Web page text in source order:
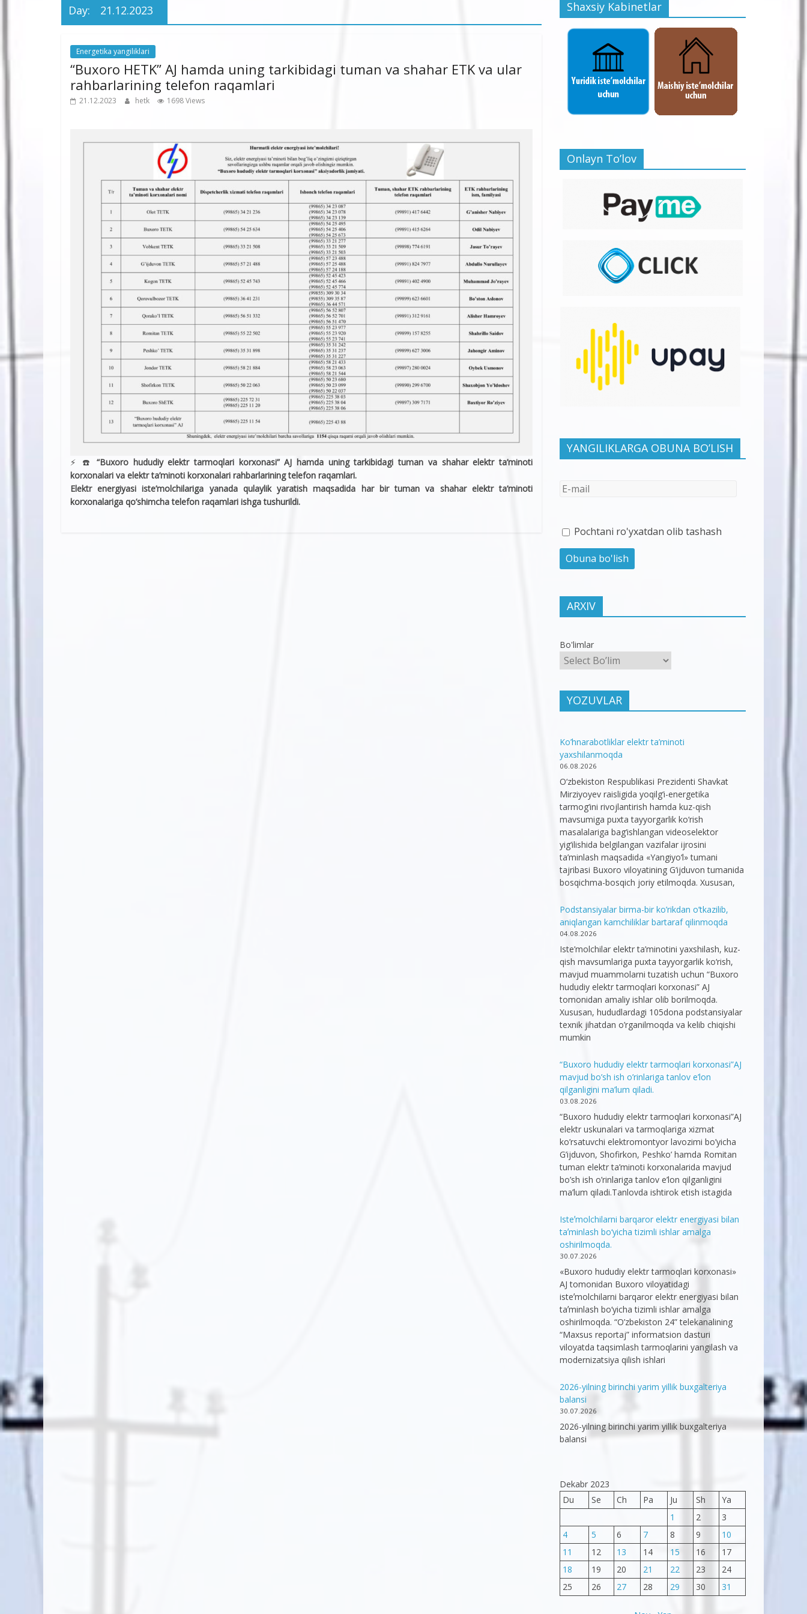
Day: 21.12.2023
Energetika yangiliklari
“Buxoro HETK” AJ hamda uning tarkibidagi tuman va shahar ETK va ular
rahbarlarining telefon raqamlari
21.12.2023 hetk 1698 Views
⚡️ ☎️ “Buxoro hududiy elektr tarmoqlari korxonasi” AJ hamda uning tarkibidagi tuman va shahar elektr ta’minoti
korxonalari va elektr ta’minoti korxonalari rahbarlarining telefon raqamlari.
Elektr energiyasi iste’molchilariga yanada qulaylik yaratish maqsadida har bir tuman va shahar elektr ta’minoti
korxonalariga qo’shimcha telefon raqamlari ishga tushurildi.
Shaxsiy Kabinetlar
Onlayn To’lov
YANGILIKLARGA OBUNA BO’LISH
Pochtani ro'yxatdan olib tashash
ARXIV
Bo'limlar
YOZUVLAR
Ko’hnarabotliklar elektr ta’minoti
yaxshilanmoqda
06.08.2026
O‘zbekiston Respublikasi Prezidenti Shavkat
Mirziyoyev raisligida yoqilg‘i-energetika
tarmog‘ini rivojlantirish hamda kuz-qish
mavsumiga puxta tayyorgarlik ko‘rish
masalalariga bag‘ishlangan videoselektor
yig‘ilishida belgilangan vazifalar ijrosini
ta’minlash maqsadida «Yangiyo‘l» tumani
tajribasi Buxoro viloyatining G‘ijduvon tumanida
bosqichma-bosqich joriy etilmoqda. Xususan,
Podstansiyalar birma-bir ko’rikdan o’tkazilib,
aniqlangan kamchiliklar bartaraf qilinmoqda
04.08.2026
Iste’molchilar elektr ta’minotini yaxshilash, kuz-
qish mavsumlariga puxta tayyorgarlik ko‘rish,
mavjud muammolarni tuzatish uchun “Buxoro
hududiy elektr tarmoqlari korxonasi” AJ
tomonidan amaliy ishlar olib borilmoqda.
Xususan, hududlardagi 105dona podstansiyalar
texnik jihatdan o’rganilmoqda va kelib chiqishi
mumkin
“Buxoro hududiy elektr tarmoqlari korxonasi”AJ
mavjud bo’sh ish o’rinlariga tanlov e’lon
qilganligini ma’lum qiladi.
03.08.2026
“Buxoro hududiy elektr tarmoqlari korxonasi”AJ
elektr uskunalari va tarmoqlariga xizmat
ko’rsatuvchi elektromontyor lavozimi bo’yicha
G’ijduvon, Shofirkon, Peshko’ hamda Romitan
tuman elektr ta’minoti korxonalarida mavjud
bo’sh ish o’rinlariga tanlov e’lon qilganligini
ma’lum qiladi.Tanlovda ishtirok etish istagida
Isteʼmolchilarni barqaror elektr energiyasi bilan
taʼminlash bo‘yicha tizimli ishlar amalga
oshirilmoqda.
30.07.2026
«Buxoro hududiy elektr tarmoqlari korxonasi»
AJ tomonidan Buxoro viloyatidagi
isteʼmolchilarni barqaror elektr energiyasi bilan
taʼminlash bo‘yicha tizimli ishlar amalga
oshirilmoqda. “O’zbekiston 24” telekanalining
“Maxsus reportaj” informatsion dasturi
viloyatda taqsimlash tarmoqlarini yangilash va
modernizatsiya qilish ishlari
2026-yilning birinchi yarim yillik buxgalteriya
balansi
30.07.2026
2026-yilning birinchi yarim yillik buxgalteriya
balansi
Dekabr 2023
Du
Se Ch Pa Ju Sh
Ya
1
2
3
4
5 6 7 8 9
10
11
12 13 14 15 16
17
18
19 20 21 22 23
24
25
26 27 28 29 30 31